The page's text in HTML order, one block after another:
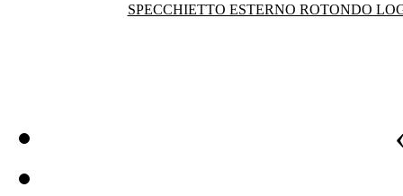
SPECCHIETTO ESTERNO ROTONDO